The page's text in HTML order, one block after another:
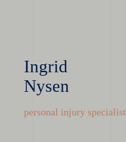
Ingrid
Nysen
personal injury specialist